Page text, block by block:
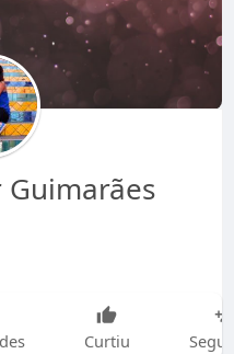
Guimarães
Curtiu